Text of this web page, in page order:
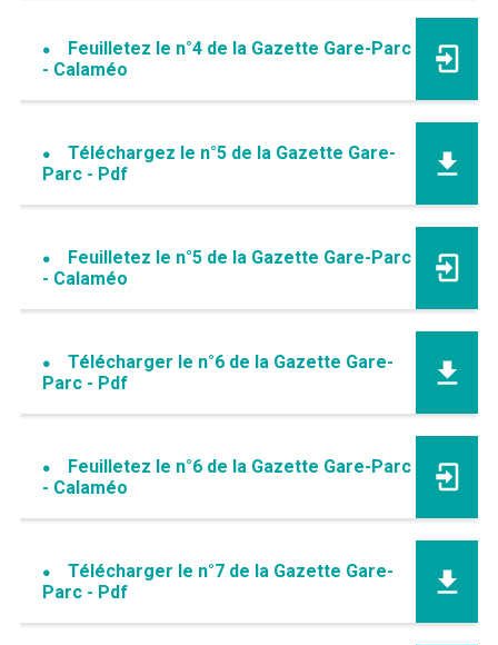
Feuilletez le n°4 de la Gazette Gare-Parc
- Calaméo
Téléchargez le n°5 de la Gazette Gare-
Parc - Pdf
Feuilletez le n°5 de la Gazette Gare-Parc
- Calaméo
Télécharger le n°6 de la Gazette Gare-
Parc - Pdf
Feuilletez le n°6 de la Gazette Gare-Parc
- Calaméo
Télécharger le n°7 de la Gazette Gare-
Parc - Pdf